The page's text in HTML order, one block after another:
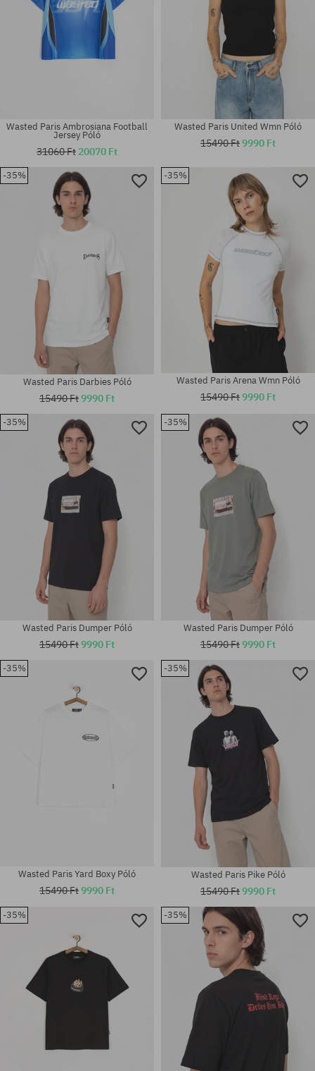
Elérhető méretek:
Elérhető méretek:
Elérhető méretek:
Wasted Paris Ambrosiana Football
Jersey Póló
31060 Ft 20070 Ft
Elérhető méretek:
Wasted Paris United Wmn Póló
15490 Ft9990 Ft
-35%
Elérhető méretek:
Wasted Paris Darbies Póló
15490 Ft9990 Ft
-35%
Elérhető méretek:
Wasted Paris Arena Wmn Póló
15490 Ft9990 Ft
-35%
Elérhető méretek:
Wasted Paris Dumper Póló
15490 Ft9990 Ft
-35%
Elérhető méretek:
Wasted Paris Dumper Póló
15490 Ft9990 Ft
-35%
Wasted Paris Yard Boxy Póló
15490 Ft9990 Ft
-35%
Wasted Paris Pike Póló
15490 Ft9990 Ft
-35% -35%